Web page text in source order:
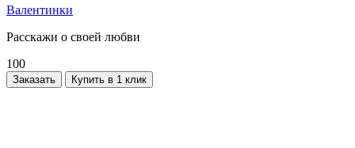
Валентинки
Расскажи о своей любви
100
Заказать Купить в 1 клик